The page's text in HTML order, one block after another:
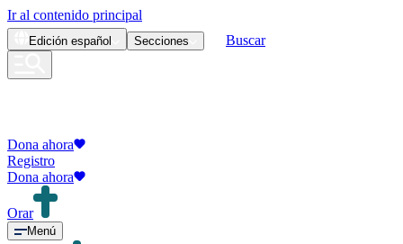
Ir al contenido principal
Edición español Secciones Buscar
Dona ahora
Registro
Dona ahora
Orar
Menú